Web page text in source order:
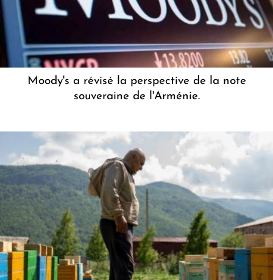
Moody's a révisé la perspective de la note
souveraine de l'Arménie.